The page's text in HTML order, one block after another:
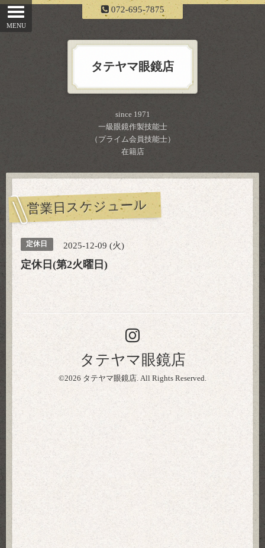
072-695-7875
タテヤマ眼鏡店
since 1971
一級眼鏡作製技能士
（プライム会員技能士）
在籍店
営業日スケジュール
定休日 2025-12-09 (火)
定休日(第2火曜日)
タテヤマ眼鏡店
©2026 タテヤマ眼鏡店 . All Rights Reserved.